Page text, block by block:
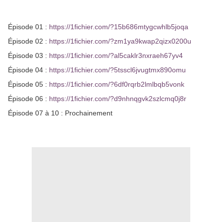
Épisode 01 : https://1fichier.com/?15b686mtygcwhlb5joqa
Épisode 02 : https://1fichier.com/?zm1ya9kwap2qizx0200u
Épisode 03 : https://1fichier.com/?al5caklr3nxraeh67yv4
Épisode 04 : https://1fichier.com/?5tsscl6jvugtmx890omu
Épisode 05 : https://1fichier.com/?6df0rqrb2lmlbqb5vonk
Épisode 06 : https://1fichier.com/?d9nhnqgvk2szlcmq0j8r
Épisode 07 à 10 : Prochainement